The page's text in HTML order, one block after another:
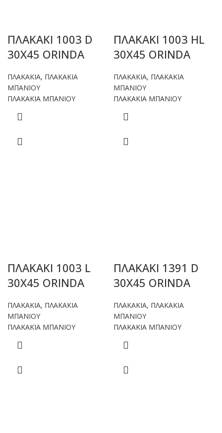
ΠΛΑΚΑΚΙ 1003 D
30X45 ORINDA
ΠΛΑΚΑΚΙΑ, ΠΛΑΚΑΚΙΑ
ΜΠΑΝΙΟΥ
ΠΛΑΚΑΚΙΑ ΜΠΑΝΙΟΥ
ΠΛΑΚΑΚΙ 1003 HL
30X45 ORINDA
ΠΛΑΚΑΚΙΑ, ΠΛΑΚΑΚΙΑ
ΜΠΑΝΙΟΥ
ΠΛΑΚΑΚΙΑ ΜΠΑΝΙΟΥ
ΠΛΑΚΑΚΙ 1003 L
30X45 ORINDA
ΠΛΑΚΑΚΙΑ, ΠΛΑΚΑΚΙΑ
ΜΠΑΝΙΟΥ
ΠΛΑΚΑΚΙΑ ΜΠΑΝΙΟΥ
ΠΛΑΚΑΚΙ 1391 D
30X45 ORINDA
ΠΛΑΚΑΚΙΑ, ΠΛΑΚΑΚΙΑ
ΜΠΑΝΙΟΥ
ΠΛΑΚΑΚΙΑ ΜΠΑΝΙΟΥ